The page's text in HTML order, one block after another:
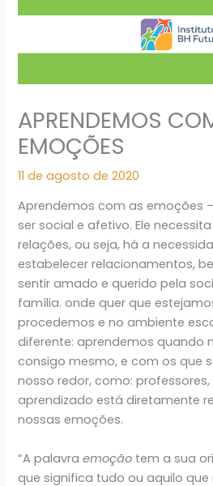
APRENDEMOS
EMOÇÕES
11 de agosto de 2020
Aprendemos com as emoções
ser social e afetivo. Ele
relações, ou seja, há a
estabelecer relacionamentos,
sentir amado e querido pela
família. onde quer que
procedemos e no ambiente
diferente: aprendemos quando
consigo mesmo, e com os que
nosso redor, como:
aprendizado está diretamente
nossas emoções.
“A palavraemoção tem a sua
que significa tudo ou aquilo